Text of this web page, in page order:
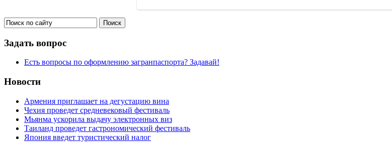
Задать вопрос
Есть вопросы по оформлению загранпаспорта? Задавай!
Новости
Армения приглашает на дегустацию вина
Чехия проведет средневековый фестиваль
Мьянма ускорила выдачу электронных виз
Таиланд проведет гастрономический фестиваль
Япония введет туристический налог